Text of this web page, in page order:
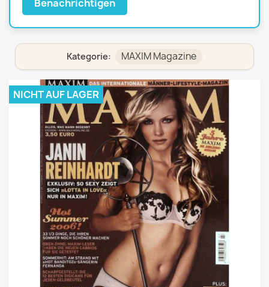
Benachrichtigen
Kategorie: MAXIM Magazine
NICHT AUF LAGER